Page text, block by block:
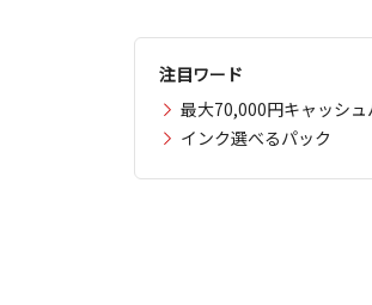
注目ワード
最大70,000円キャッシュ
インク選べるパック